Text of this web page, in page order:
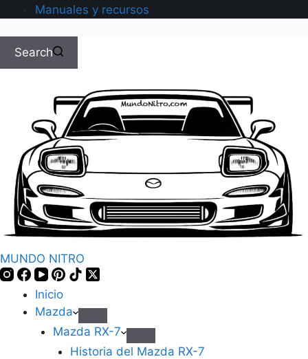
Manuales y recursos
Search
MUNDO NITRO
Inicio
Mazda
Mazda RX-7
Historia del Mazda RX-7